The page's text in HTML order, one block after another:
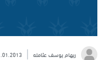
ريهام يوسف عثامله